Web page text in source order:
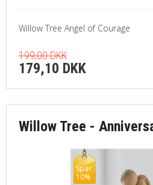
Willow Tree Angel of Courage
199,00 DKK
179,10 DKK
Willow Tree -
Spar
10%